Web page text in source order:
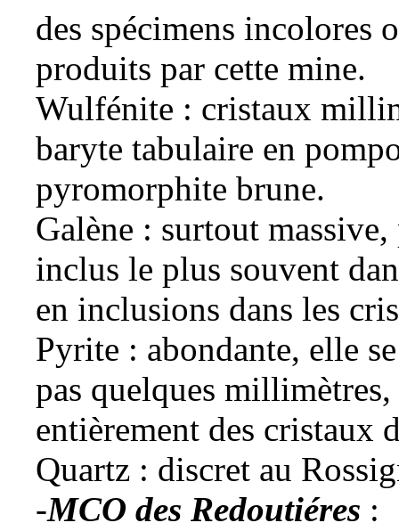
des spécimens incolores
produits par cette mine.
Wulfénite : cristaux
baryte tabulaire en
pyromorphite brune.
Galène : surtout
inclus le plus souvent
en inclusions dans les
Pyrite : abondante, elle
pas quelques
entièrement des cristaux
Quartz : discret au
-MCO des Redoutiéres :